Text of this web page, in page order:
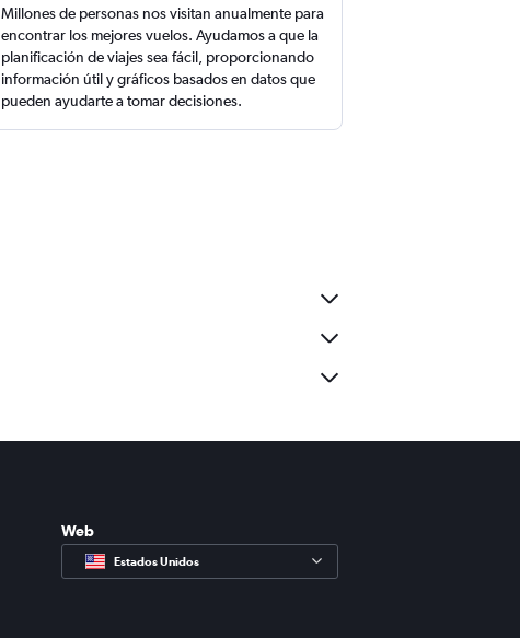
Millones de personas nos visitan anualmente para
encontrar los mejores vuelos. Ayudamos a que la
planificación de viajes sea fácil, proporcionando
información útil y gráficos basados en datos que
pueden ayudarte a tomar decisiones.
Web
Estados Unidos